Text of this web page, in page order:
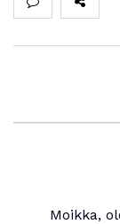
Moikka,